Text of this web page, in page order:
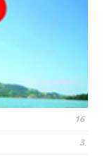
16
3